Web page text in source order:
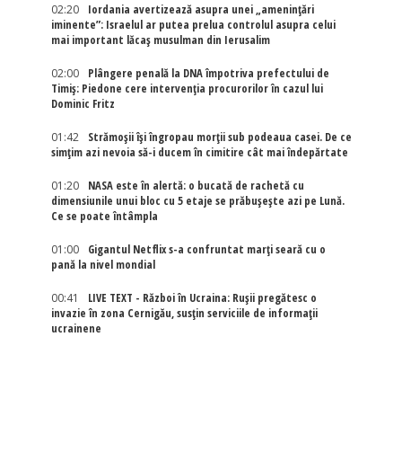
02:20
Iordania avertizează asupra unei „amenințări
iminente”: Israelul ar putea prelua controlul asupra celui
mai important lăcaș musulman din Ierusalim
02:00
Plângere penală la DNA împotriva prefectului de
Timiș: Piedone cere intervenția procurorilor în cazul lui
Dominic Fritz
01:42
Strămoșii își îngropau morții sub podeaua casei. De ce
simțim azi nevoia să-i ducem în cimitire cât mai îndepărtate
01:20
NASA este în alertă: o bucată de rachetă cu
dimensiunile unui bloc cu 5 etaje se prăbușește azi pe Lună.
Ce se poate întâmpla
01:00
Gigantul Netflix s-a confruntat marţi seară cu o
pană la nivel mondial
00:41
LIVE TEXT - Război în Ucraina: Rușii pregătesc o
invazie în zona Cernigău, susțin serviciile de informații
ucrainene